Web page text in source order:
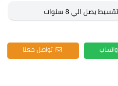
واتساب تواصل معنا